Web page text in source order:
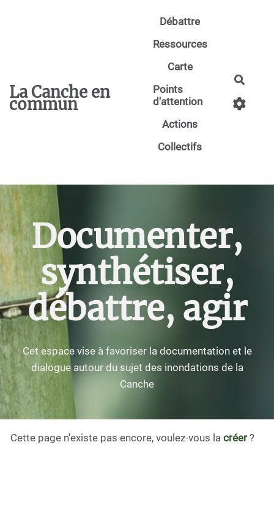
La Canche en
commun
Débattre
Ressources
Carte
Points
d'attention
Actions
Collectifs
Documenter,
synthétiser,
débattre, agir
Cet espace vise à favoriser la documentation et le
dialogue autour du sujet des inondations de la
Canche
Cette page n'existe pas encore, voulez-vous la créer?